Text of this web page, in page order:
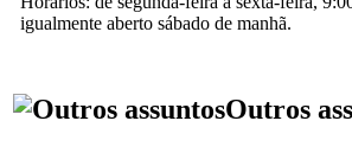
igualmente aberto sábado de manhã.
Outros